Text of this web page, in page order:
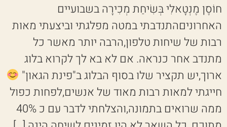
חוֹסֶן מֶנְטָאלִי בְּשִׂיחַת מְכִירָה בשבועיים
האחרוניםהתנדבתי במטה מפלגתי וביצעתי מאות
רבות של שיחות טלפון,הרבה יותר מאשר כל
מתנדב אחר כנראה. אם לא בא לך לקרוא בלוג
ארוך,יש תקציר שלו בסוף הבלוג ב"פינת הגאון"
חייגתי למאות רבות מאוד של אנשים,לפחות כפול
ממה שרואים בתמונה,והצלחתי לדבר עם כ 40%